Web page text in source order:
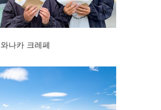
와나카 크레페